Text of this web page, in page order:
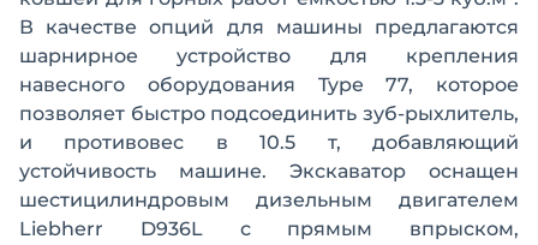
В качестве опций для машины предлагаются
шарнирное устройство для крепления
навесного оборудования Type 77, которое
позволяет быстро подсоединить зуб-рыхлитель,
и противовес в 10.5 т, добавляющий
устойчивость машине. Экскаватор оснащен
шестицилиндровым дизельным двигателем
Liebherr D936L с прямым впрыском,